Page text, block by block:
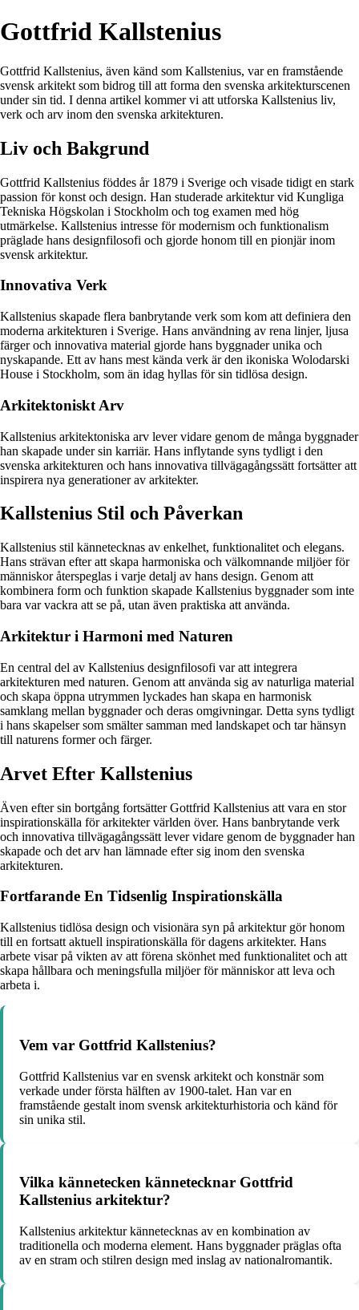
Gottfrid Kallstenius
Gottfrid Kallstenius, även känd som Kallstenius, var en framstående
svensk arkitekt som bidrog till att forma den svenska arkitekturscenen
under sin tid. I denna artikel kommer vi att utforska Kallstenius liv,
verk och arv inom den svenska arkitekturen.
Liv och Bakgrund
Gottfrid Kallstenius föddes år 1879 i Sverige och visade tidigt en stark
passion för konst och design. Han studerade arkitektur vid Kungliga
Tekniska Högskolan i Stockholm och tog examen med hög
utmärkelse. Kallstenius intresse för modernism och funktionalism
präglade hans designfilosofi och gjorde honom till en pionjär inom
svensk arkitektur.
Innovativa Verk
Kallstenius skapade flera banbrytande verk som kom att definiera den
moderna arkitekturen i Sverige. Hans användning av rena linjer, ljusa
färger och innovativa material gjorde hans byggnader unika och
nyskapande. Ett av hans mest kända verk är den ikoniska Wolodarski
House i Stockholm, som än idag hyllas för sin tidlösa design.
Arkitektoniskt Arv
Kallstenius arkitektoniska arv lever vidare genom de många byggnader
han skapade under sin karriär. Hans inflytande syns tydligt i den
svenska arkitekturen och hans innovativa tillvägagångssätt fortsätter att
inspirera nya generationer av arkitekter.
Kallstenius Stil och Påverkan
Kallstenius stil kännetecknas av enkelhet, funktionalitet och elegans.
Hans strävan efter att skapa harmoniska och välkomnande miljöer för
människor återspeglas i varje detalj av hans design. Genom att
kombinera form och funktion skapade Kallstenius byggnader som inte
bara var vackra att se på, utan även praktiska att använda.
Arkitektur i Harmoni med Naturen
En central del av Kallstenius designfilosofi var att integrera
arkitekturen med naturen. Genom att använda sig av naturliga material
och skapa öppna utrymmen lyckades han skapa en harmonisk
samklang mellan byggnader och deras omgivningar. Detta syns tydligt
i hans skapelser som smälter samman med landskapet och tar hänsyn
till naturens former och färger.
Arvet Efter Kallstenius
Även efter sin bortgång fortsätter Gottfrid Kallstenius att vara en stor
inspirationskälla för arkitekter världen över. Hans banbrytande verk
och innovativa tillvägagångssätt lever vidare genom de byggnader han
skapade och det arv han lämnade efter sig inom den svenska
arkitekturen.
Fortfarande En Tidsenlig Inspirationskälla
Kallstenius tidlösa design och visionära syn på arkitektur gör honom
till en fortsatt aktuell inspirationskälla för dagens arkitekter. Hans
arbete visar på vikten av att förena skönhet med funktionalitet och att
skapa hållbara och meningsfulla miljöer för människor att leva och
arbeta i.
Vem var Gottfrid Kallstenius?
Gottfrid Kallstenius var en svensk arkitekt och konstnär som
verkade under första hälften av 1900-talet. Han var en
framstående gestalt inom svensk arkitekturhistoria och känd för
sin unika stil.
Vilka kännetecken kännetecknar Gottfrid
Kallstenius arkitektur?
Kallstenius arkitektur kännetecknas av en kombination av
traditionella och moderna element. Hans byggnader präglas ofta
av en stram och stilren design med inslag av nationalromantik.